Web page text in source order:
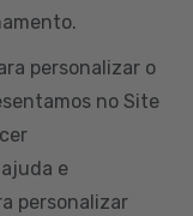
personalizar o
no Site
e
personalizar